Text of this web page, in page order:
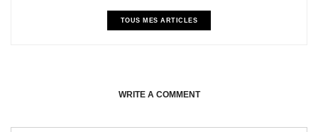
TOUS MES ARTICLES
WRITE A COMMENT